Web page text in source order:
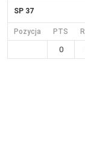
SP 37
Pozycja PTS
0